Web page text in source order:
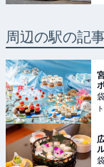
周辺の駅の記